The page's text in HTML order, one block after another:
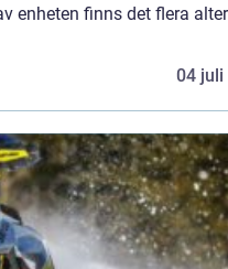
enheten finns det flera
04 juli